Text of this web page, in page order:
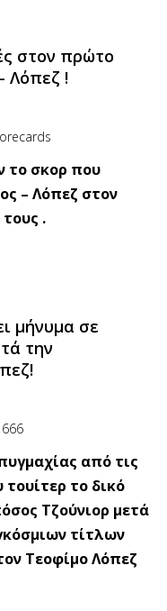
στον πρώτο
Λόπεζ !
το σκορ που
– Λόπεζ στον
.
μήνυμα σε
την
από τις
το δικό
Τζούνιορ μετά
τίτλων
Τεοφίμο Λόπεζ